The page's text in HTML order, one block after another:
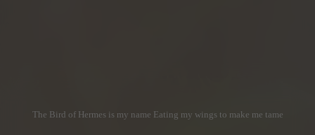
The Bird of Hermes is my name Eating my wings to make me tame